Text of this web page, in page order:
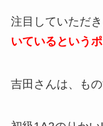
注目していただき
いているという
吉田さんは、も